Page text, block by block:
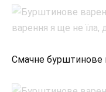
Смачне бурштинове